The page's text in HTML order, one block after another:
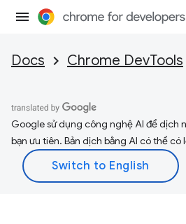
Docs Chrome DevTools
Google sử dụng công nghệ AI để dịch
bạn ưu tiên. Bản dịch bằng AI có thể có